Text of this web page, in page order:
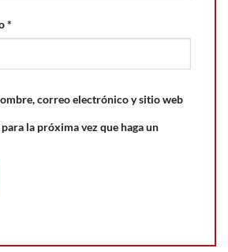
*
correo electrónico y sitio web
la próxima vez que haga un